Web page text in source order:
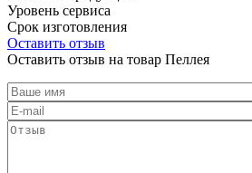
Уровень сервиса
Срок изготовления
Оставить отзыв
Оставить отзыв на товар Пеллея